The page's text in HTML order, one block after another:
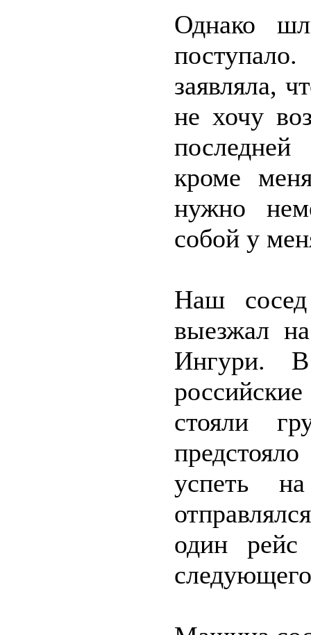
Однако
заявляла,
не хочу
кроме
нужно
собой у
Наш
выезжал
Ингури. В
стояли
успеть
один